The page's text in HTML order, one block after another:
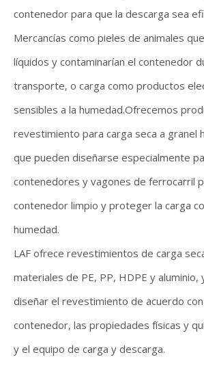
contenedor para que la descarga sea
Mercancías como pieles de animales
líquidos y contaminarían el contenedor
transporte, o carga como productos
sensibles a la humedad.Ofrecemos
revestimiento para carga seca a granel
que pueden diseñarse especialmente
contenedores y vagones de ferrocarril
contenedor limpio y proteger la carga
humedad.
LAF ofrece revestimientos de carga
materiales de PE, PP, HDPE y aluminio,
diseñar el revestimiento de acuerdo
contenedor, las propiedades físicas y
y el equipo de carga y descarga.